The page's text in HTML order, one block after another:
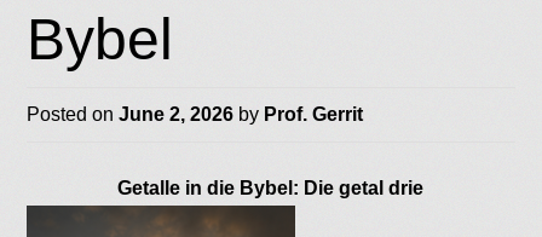
Bybel
Posted onJune 2, 2026 by Prof. Gerrit
Getalle in die Bybel: Die getal drie